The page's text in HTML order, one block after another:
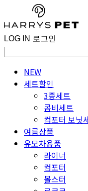
LOG IN 로그인
NEW
세트할인
3종세트
콤비세트
컴포터 보닛
여름상품
유모차용품
라이너
컴포터
볼스터